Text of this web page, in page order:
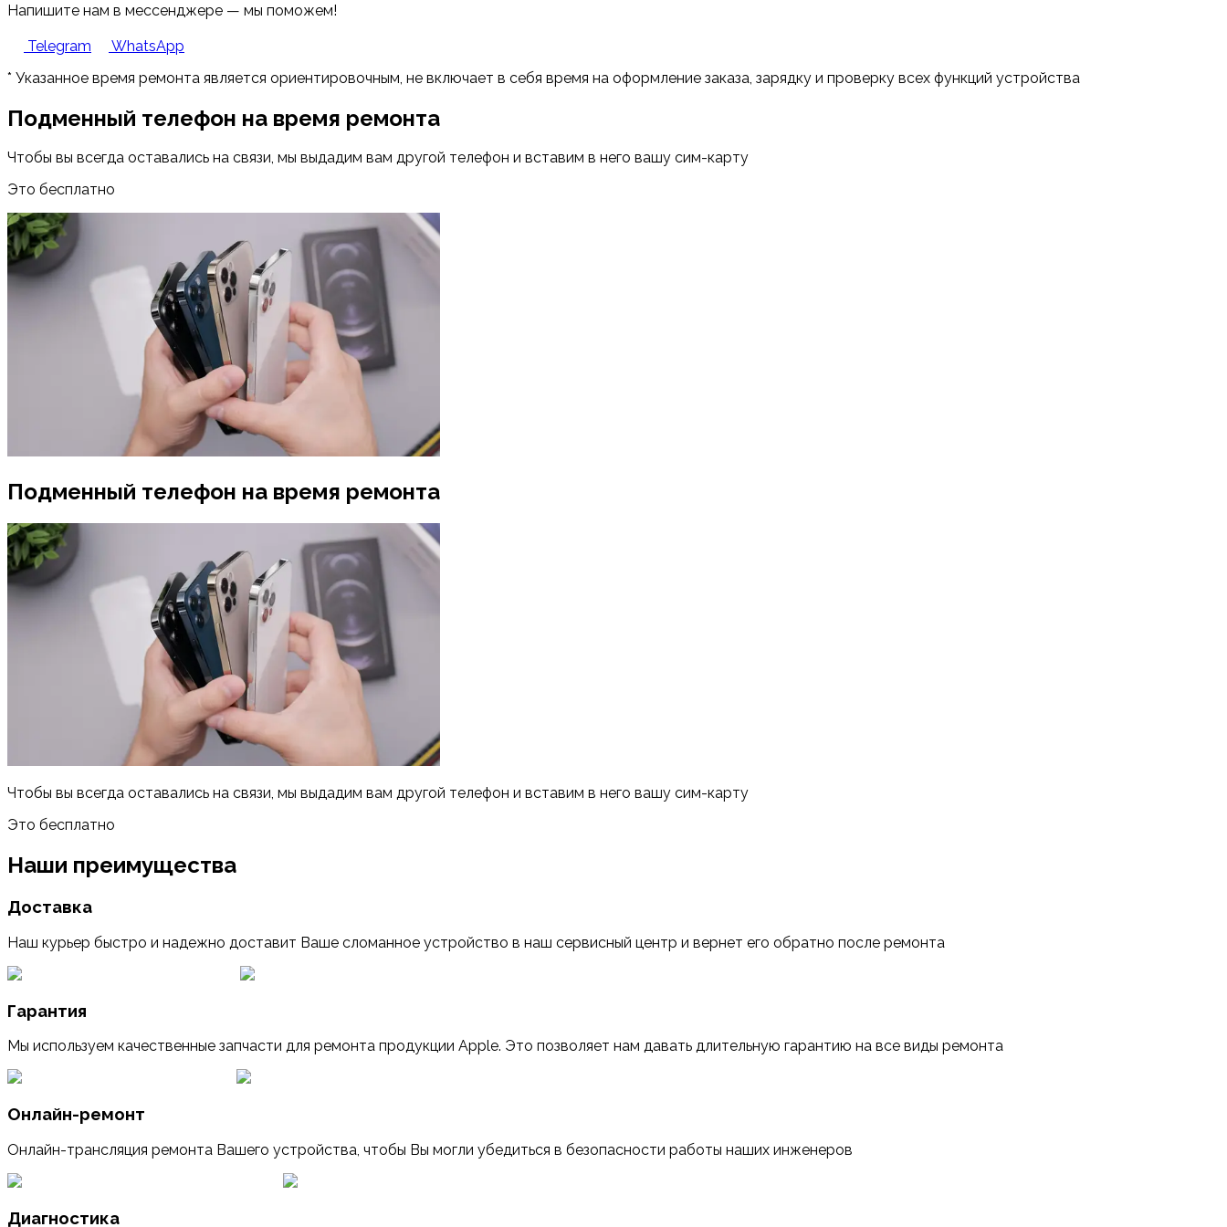
Напишите нам в мессенджере — мы поможем!
Telegram
WhatsApp
* Указанное время ремонта является ориентировочным, не включает в себя время на оформление заказа, зарядку и проверку всех функций устройства
Подменный телефон на время ремонта
Чтобы вы всегда оставались на связи, мы выдадим вам другой телефон и вставим в него вашу сим-карту
Это бесплатно
Подменный телефон на время ремонта
Чтобы вы всегда оставались на связи, мы выдадим вам другой телефон и вставим в него вашу сим-карту
Это бесплатно
Наши преимущества
Доставка
Наш курьер быстро и надежно доставит Ваше сломанное устройство в наш сервисный центр и вернет его обратно после ремонта
Гарантия
Мы используем качественные запчасти для ремонта продукции Apple. Это позволяет нам давать длительную гарантию на все виды ремонта
Онлайн-ремонт
Онлайн-трансляция ремонта Вашего устройства, чтобы Вы могли убедиться в безопасности работы наших инженеров
Диагностика